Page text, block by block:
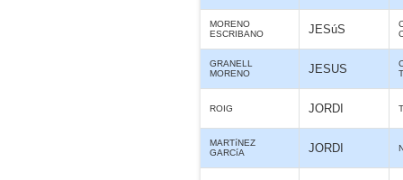
MORENO
ESCRIBANO
JESúS
GRANELL
MORENO
JESUS
ROIG JORDI
MARTíNEZ
GARCíA
JORDI